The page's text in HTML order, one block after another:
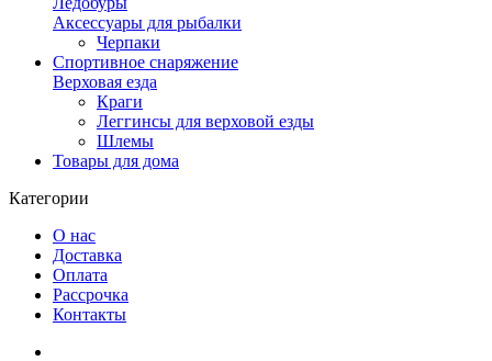
Аксессуары для рыбалки
Черпаки
Спортивное снаряжение
Верховая езда
Краги
Леггинсы для верховой езды
Шлемы
Товары для дома
Категории
О нас
Доставка
Оплата
Рассрочка
Контакты